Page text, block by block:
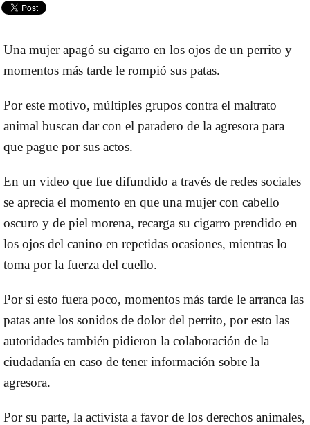
Una mujer apagó su cigarro en los ojos de un perrito y
momentos más tarde le rompió sus patas.
Por este motivo, múltiples grupos contra el maltrato
animal buscan dar con el paradero de la agresora para
que pague por sus actos.
En un video que fue difundido a través de redes sociales
se aprecia el momento en que una mujer con cabello
oscuro y de piel morena, recarga su cigarro prendido en
los ojos del canino en repetidas ocasiones, mientras lo
toma por la fuerza del cuello.
Por si esto fuera poco, momentos más tarde le arranca las
patas ante los sonidos de dolor del perrito, por esto las
autoridades también pidieron la colaboración de la
ciudadanía en caso de tener información sobre la
agresora.
Por su parte, la activista a favor de los derechos animales,